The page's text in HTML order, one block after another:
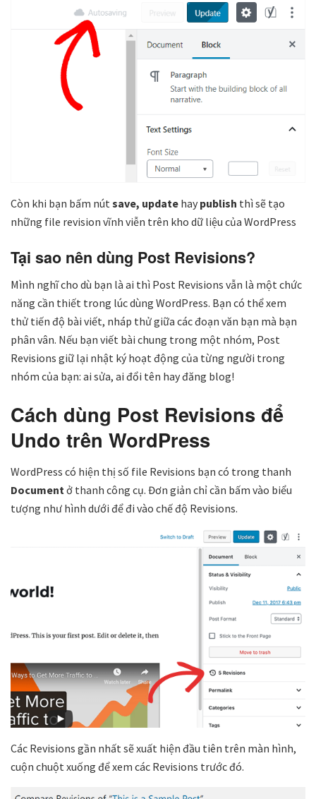
Còn khi bạn bấm nútsave, update hay publish thì sẽ tạo
những file revision vĩnh viễn trên kho dữ liệu của WordPress
Tại sao nên dùng Post Revisions?
Mình nghĩ cho dù bạn là ai thì Post Revisions vẫn là một chức
năng cần thiết trong lúc dùng WordPress. Bạn có thể xem
thử tiến độ bài viết, nháp thử giữa các đoạn văn bạn mà bạn
phân vân. Nếu bạn viết bài chung trong một nhóm, Post
Revisions giữ lại nhật ký hoạt động của từng người trong
nhóm của bạn: ai sửa, ai đổi tên hay đăng blog!
Cách dùng Post Revisions để
Undo trên WordPress
WordPress có hiện thị số file Revisions bạn có trong thanh
Document ở thanh công cụ. Đơn giản chỉ cần bấm vào biểu
tượng như hình dưới để đi vào chế độ Revisions.
Các Revisions gần nhất sẽ xuất hiện đầu tiên trên màn hình,
cuộn chuột xuống để xem các Revisions trước đó.